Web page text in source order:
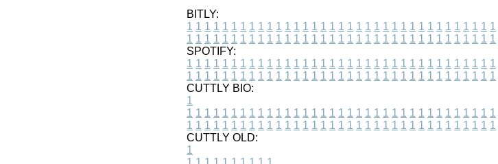
BITLY:
1 1 1 1 1 1 1 1 1 1 1 1 1 1 1 1 1 1 1 1 1 1 1 1 1 1 1 1 1 1 1 1 1 1 1
1 1 1 1 1 1 1 1 1 1 1 1 1 1 1 1 1 1 1 1 1 1 1 1 1 1 1 1 1 1 1 1 1 1 1
SPOTIFY:
1 1 1 1 1 1 1 1 1 1 1 1 1 1 1 1 1 1 1 1 1 1 1 1 1 1 1 1 1 1 1 1 1 1 1
1 1 1 1 1 1 1 1 1 1 1 1 1 1 1 1 1 1 1 1 1 1 1 1 1 1 1 1 1 1 1 1 1 1 1
CUTTLY BIO:
1
1 1 1 1 1 1 1 1 1 1 1 1 1 1 1 1 1 1 1 1 1 1 1 1 1 1 1 1 1 1 1 1 1 1 1
1 1 1 1 1 1 1 1 1 1 1 1 1 1 1 1 1 1 1 1 1 1 1 1 1 1 1 1 1 1 1 1 1 1 1
CUTTLY OLD:
1